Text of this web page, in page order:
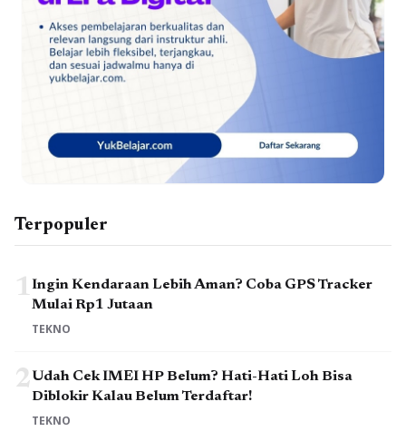
Terpopuler
1Ingin Kendaraan Lebih Aman? Coba GPS Tracker
Mulai Rp1 Jutaan
TEKNO
2Udah Cek IMEI HP Belum? Hati-Hati Loh Bisa
Diblokir Kalau Belum Terdaftar!
TEKNO